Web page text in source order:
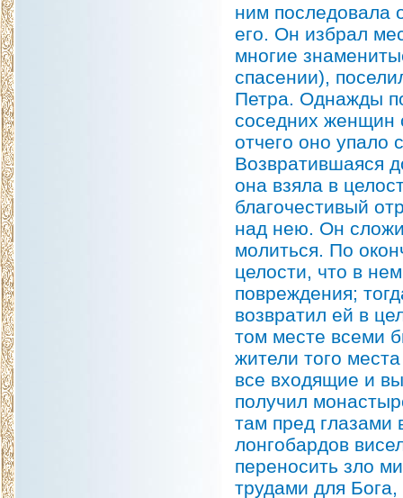
ним последовала
его. Он избрал
многие
спасении),
Петра. Однажды
соседних женщин
отчего оно упало
Возвратившаяся
она взяла в
благочестивый
над нею. Он
молиться. По
целости, что в
повреждения;
возвратил ей в
том месте всеми
жители того
все входящие и
получил
там пред глазами
лонгобардов
переносить зло
трудами для